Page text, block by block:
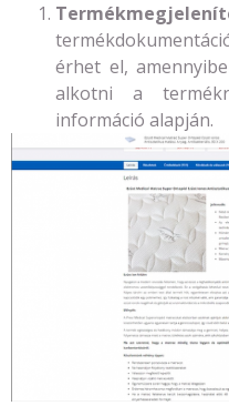
érhet el,
alkotni a
információ alapján.